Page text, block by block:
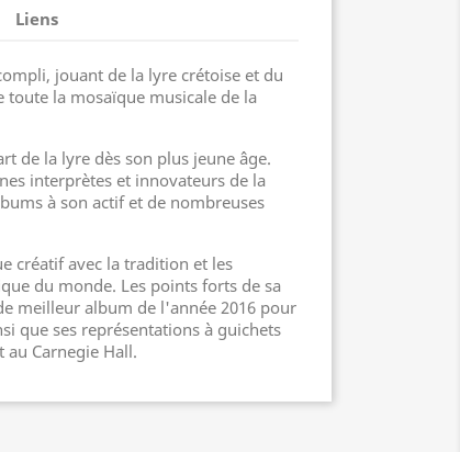
Liens
jouant de la lyre crétoise et du
toute la mosaïque musicale de la
de la lyre dès son plus jeune âge.
interprètes et innovateurs de la
à son actif et de nombreuses
créatif avec la tradition et les
du monde. Les points forts de sa
meilleur album de l'année 2016 pour
que ses représentations à guichets
au Carnegie Hall.